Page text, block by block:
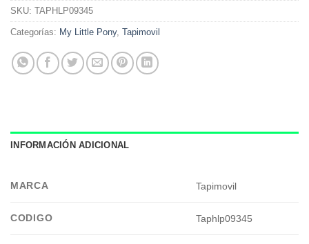
SKU: TAPHLP09345
Categorías: My Little Pony, Tapimovil
INFORMACIÓN ADICIONAL
MARCA Tapimovil
CODIGO Taphlp09345